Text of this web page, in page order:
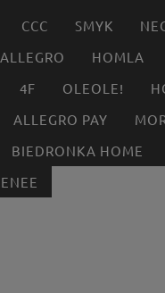
CCC SMYK
ALLEGRO
HOMLA
4F OLEOLE!
ALLEGRO PAY
BIEDRONKA HOME